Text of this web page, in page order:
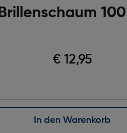
Brillenschaum 100
€ 12,95
In den Warenkorb